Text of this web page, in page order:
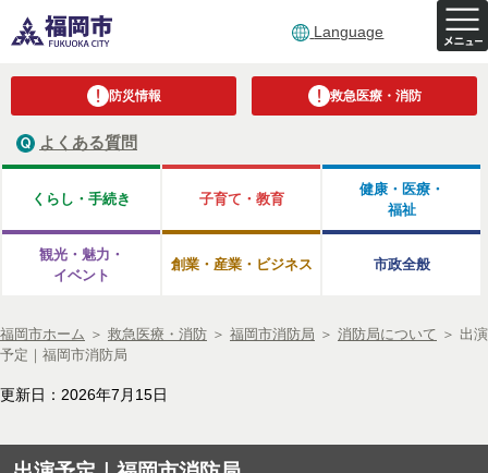
Language
防災情報 救急医療・消防
よくある質問
くらし・手続き 子育て・教育
健康・医療・
福祉
観光・魅力・
イベント
創業・産業・ビジネス 市政全般
福岡市ホーム ＞ 救急医療・消防 ＞ 福岡市消防局 ＞ 消防局について ＞ 出演
予定｜福岡市消防局
更新日：2026年7月15日